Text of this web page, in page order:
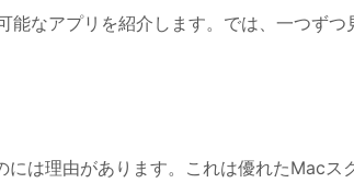
なアプリを紹介します。では、一つずつ
は理由があります。これは優れたMacス